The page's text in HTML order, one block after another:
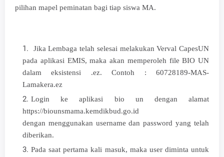
pilihan mapel peminatan bagi tiap siswa MA.
Jika Lembaga telah selesai melakukan Verval CapesUN
pada aplikasi EMIS, maka akan memperoleh file BIO UN
dalam eksistensi .ez. Contoh : 60728189-MAS-
Lamakera.ez
Login ke aplikasi bio un dengan alamat
https://biounsmama.kemdikbud.go.id
dengan menggunakan username dan password yang telah
diberikan.
Pada saat pertama kali masuk, maka user diminta untuk